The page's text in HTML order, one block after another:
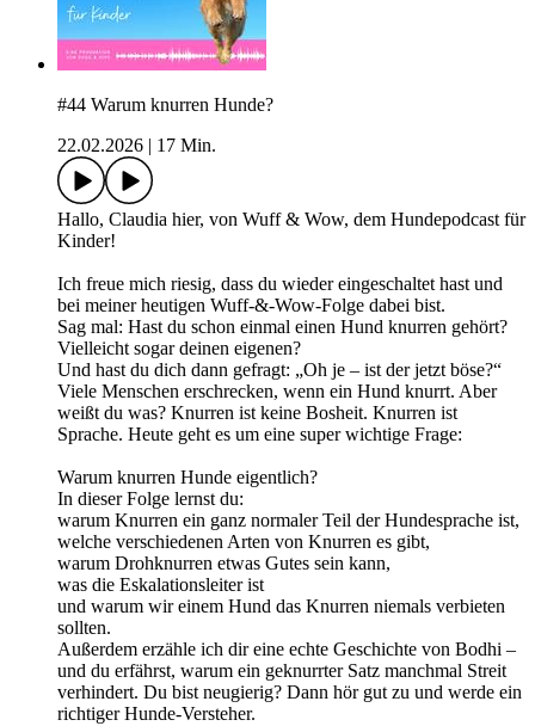
#44 Warum knurren Hunde?
22.02.2026
17 Min.
Hallo, Claudia hier, von Wuff & Wow, dem Hundepodcast für
Kinder!
Ich freue mich riesig, dass du wieder eingeschaltet hast und
bei meiner heutigen Wuff-&-Wow-Folge dabei bist.
Sag mal: Hast du schon einmal einen Hund knurren gehört?
Vielleicht sogar deinen eigenen?
Und hast du dich dann gefragt: „Oh je – ist der jetzt böse?“
Viele Menschen erschrecken, wenn ein Hund knurrt. Aber
weißt du was? Knurren ist keine Bosheit. Knurren ist
Sprache. Heute geht es um eine super wichtige Frage:
Warum knurren Hunde eigentlich?
In dieser Folge lernst du:
warum Knurren ein ganz normaler Teil der Hundesprache ist,
welche verschiedenen Arten von Knurren es gibt,
warum Drohknurren etwas Gutes sein kann,
was die Eskalationsleiter ist
und warum wir einem Hund das Knurren niemals verbieten
sollten.
Außerdem erzähle ich dir eine echte Geschichte von Bodhi –
und du erfährst, warum ein geknurrter Satz manchmal Streit
verhindert. Du bist neugierig? Dann hör gut zu und werde ein
richtiger Hunde-Versteher.